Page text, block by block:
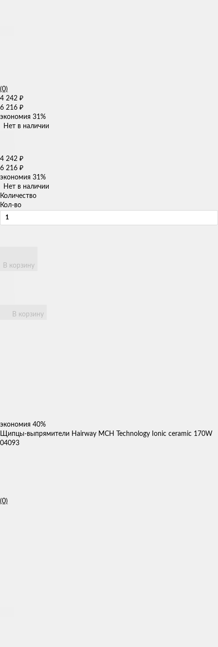
(0)
4 242 ₽
6 216 ₽
экономия 31%
Нет в наличии
4 242 ₽
6 216 ₽
экономия 31%
Нет в наличии
Количество
Кол-во
В корзину
В корзину
экономия 40%
Щипцы-выпрямители Hairway MCH Technology Ionic ceramic 170W
04093
(0)